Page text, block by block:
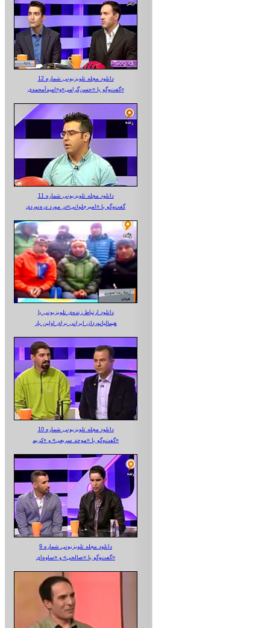
دانلود مجله تلویزیونی شماره 12
گفت‌وگو با «حسن‌گرامی»و«امیدآمحمدی»
دانلود مجله تلویزیونی شماره 11
گفت‌وگو با «امیرجلوانی»در مورد دره‌نوردی
دانلود ارتباط زنده‌ی تلویزیونی‌ با
هیمالیانوردان ایرانی برای اولین بار
دانلود مجله تلویزیونی شماره 10
گفت‌وگو با «موحد سریعی» و «کریم»
دانلود مجله تلویزیونی شماره 9
گفت‌وگو با «صالحی» و «ساوه‌ای»